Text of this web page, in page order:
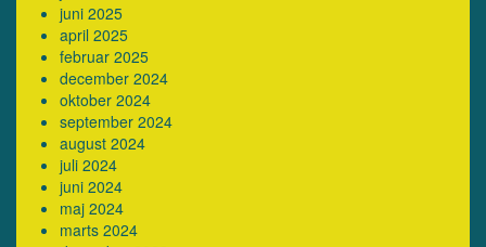
juni 2025
april 2025
februar 2025
december 2024
oktober 2024
september 2024
august 2024
juli 2024
juni 2024
maj 2024
marts 2024